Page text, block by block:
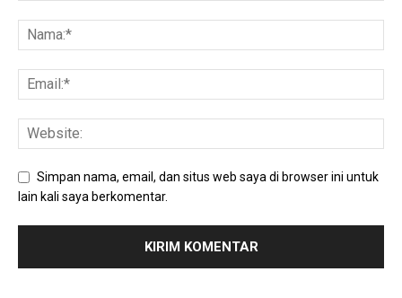
Simpan nama, email, dan situs web saya di browser ini untuk
lain kali saya berkomentar.